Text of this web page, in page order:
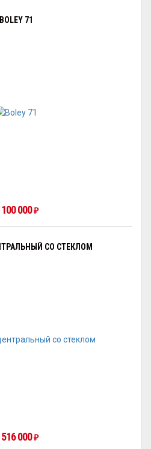
BOLEY 71
100 000 ₽
СО СТЕКЛОМ
516 000 ₽